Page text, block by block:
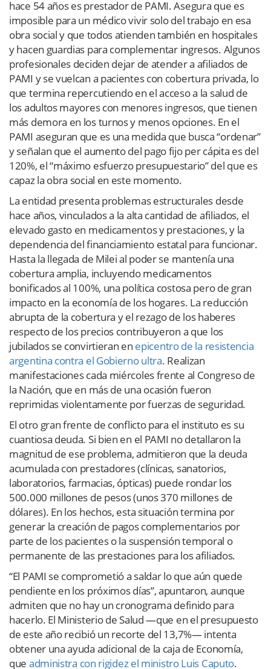
hace 54 años es prestador de PAMI. Asegura que es
imposible para un médico vivir solo del trabajo en esa
obra social y que todos atienden también en hospitales
y hacen guardias para complementar ingresos. Algunos
profesionales deciden dejar de atender a afiliados de
PAMI y se vuelcan a pacientes con cobertura privada, lo
que termina repercutiendo en el acceso a la salud de
los adultos mayores con menores ingresos, que tienen
más demora en los turnos y menos opciones. En el
PAMI aseguran que es una medida que busca “ordenar”
y señalan que el aumento del pago fijo per cápita es del
120%, el “máximo esfuerzo presupuestario” del que es
capaz la obra social en este momento.
La entidad presenta problemas estructurales desde
hace años, vinculados a la alta cantidad de afiliados, el
elevado gasto en medicamentos y prestaciones, y la
dependencia del financiamiento estatal para funcionar.
Hasta la llegada de Milei al poder se mantenía una
cobertura amplia, incluyendo medicamentos
bonificados al 100%, una política costosa pero de gran
impacto en la economía de los hogares. La reducción
abrupta de la cobertura y el rezago de los haberes
respecto de los precios contribuyeron a que los
jubilados se convirtieran en epicentro de la resistencia
argentina contra el Gobierno ultra. Realizan
manifestaciones cada miércoles frente al Congreso de
la Nación, que en más de una ocasión fueron
reprimidas violentamente por fuerzas de seguridad.
El otro gran frente de conflicto para el instituto es su
cuantiosa deuda. Si bien en el PAMI no detallaron la
magnitud de ese problema, admitieron que la deuda
acumulada con prestadores (clínicas, sanatorios,
laboratorios, farmacias, ópticas) puede rondar los
500.000 millones de pesos (unos 370 millones de
dólares). En los hechos, esta situación termina por
generar la creación de pagos complementarios por
parte de los pacientes o la suspensión temporal o
permanente de las prestaciones para los afiliados.
“El PAMI se comprometió a saldar lo que aún quede
pendiente en los próximos días”, apuntaron, aunque
admiten que no hay un cronograma definido para
hacerlo. El Ministerio de Salud —que en el presupuesto
de este año recibió un recorte del 13,7%— intenta
obtener una ayuda adicional de la caja de Economía,
que administra con rigidez el ministro Luis Caputo.